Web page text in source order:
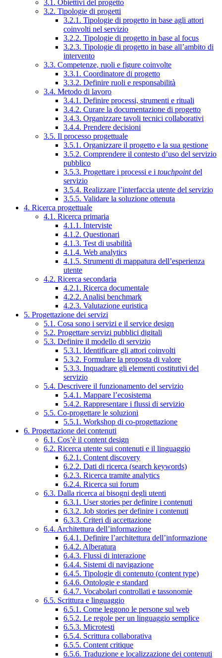
3.1. Obiettivi del progetto
3.2. Tipologie di progetti
3.2.1. Tipologie di progetto in base agli attori
coinvolti nel servizio
3.2.2. Tipologie di progetto in base al focus
3.2.3. Tipologie di progetto in base all’ambito di
intervento
3.3. Competenze, ruoli e figure coinvolte
3.3.1. Coordinatore di progetto
3.3.2. Definire ruoli e responsabilità
3.4. Metodo di lavoro
3.4.1. Definire processi, strumenti e rituali
3.4.2. Curare la documentazione di progetto
3.4.3. Organizzare tavoli tecnici collaborativi
3.4.4. Prendere decisioni
3.5. Il processo progettuale
3.5.1. Organizzare il progetto e la sua gestione
3.5.2. Comprendere il contesto d’uso del servizio
pubblico
3.5.3. Progettare i processi e i touchpointdel
servizio
3.5.4. Realizzare l’interfaccia utente del servizio
3.5.5. Validare la soluzione ottenuta
4. Ricerca progettuale
4.1. Ricerca primaria
4.1.1. Interviste
4.1.2. Questionari
4.1.3. Test di usabilità
4.1.4. Web analytics
4.1.5. Strumenti di mappatura dell’esperienza
utente
4.2. Ricerca secondaria
4.2.1. Ricerca documentale
4.2.2. Analisi benchmark
4.2.3. Valutazione euristica
5. Progettazione dei servizi
5.1. Cosa sono i servizi e il service design
5.2. Progettare servizi pubblici digitali
5.3. Definire il modello di servizio
5.3.1. Identificare gli attori coinvolti
5.3.2. Formulare la proposta di valore
5.3.3. Inquadrare gli elementi costitutivi del
servizio
5.4. Descrivere il funzionamento del servizio
5.4.1. Mappare l’ecosistema
5.4.2. Rappresentare i flussi di servizio
5.5. Co-progettare le soluzioni
5.5.1. Workshop di co-progettazione
6. Progettazione dei contenuti
6.1. Cos’è il content design
6.2. Ricerca utente sui contenuti e il linguaggio
6.2.1. Content discovery
6.2.2. Dati di ricerca (search keywords)
6.2.3. Ricerca tramite analytics
6.2.4. Ricerca sui forum
6.3. Dalla ricerca ai bisogni degli utenti
6.3.1. User stories per definire i contenuti
6.3.2. Job stories per definire i contenuti
6.3.3. Criteri di accettazione
6.4. Architettura dell’informazione
6.4.1. Definire l’architettura dell’informazione
6.4.2. Alberatura
6.4.3. Flussi di interazione
6.4.4. Sistemi di navigazione
6.4.5. Tipologie di contenuto (content type)
6.4.6. Ontologie e standard
6.4.7. Vocabolari controllati e tassonomie
6.5. Scrittura e linguaggio
6.5.1. Come leggono le persone sul web
6.5.2. Le regole per un linguaggio semplice
6.5.3. Microtesti
6.5.4. Scrittura collaborativa
6.5.5. Content critique
6.5.6. Traduzione e localizzazione dei contenuti